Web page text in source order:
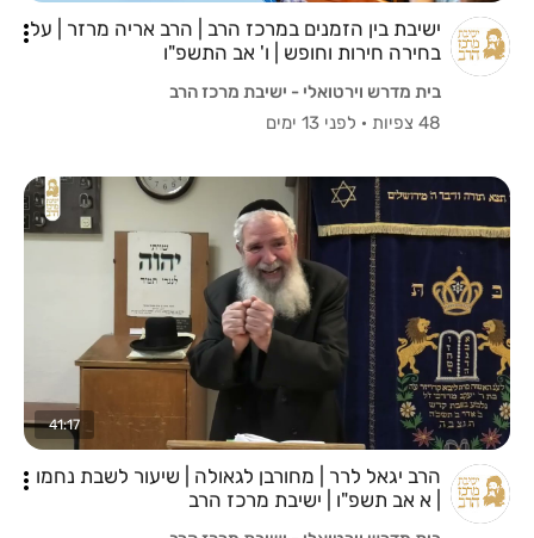
ישיבת בין הזמנים במרכז הרב | הרב אריה מרזר | על
בחירה חירות וחופש | ו' אב התשפ"ו
בית מדרש וירטואלי - ישיבת מרכז הרב
48 צפיות
· לפני 13 ימים
41:17
הרב יגאל לרר | מחורבן לגאולה | שיעור לשבת נחמו
| א אב תשפ"ו | ישיבת מרכז הרב